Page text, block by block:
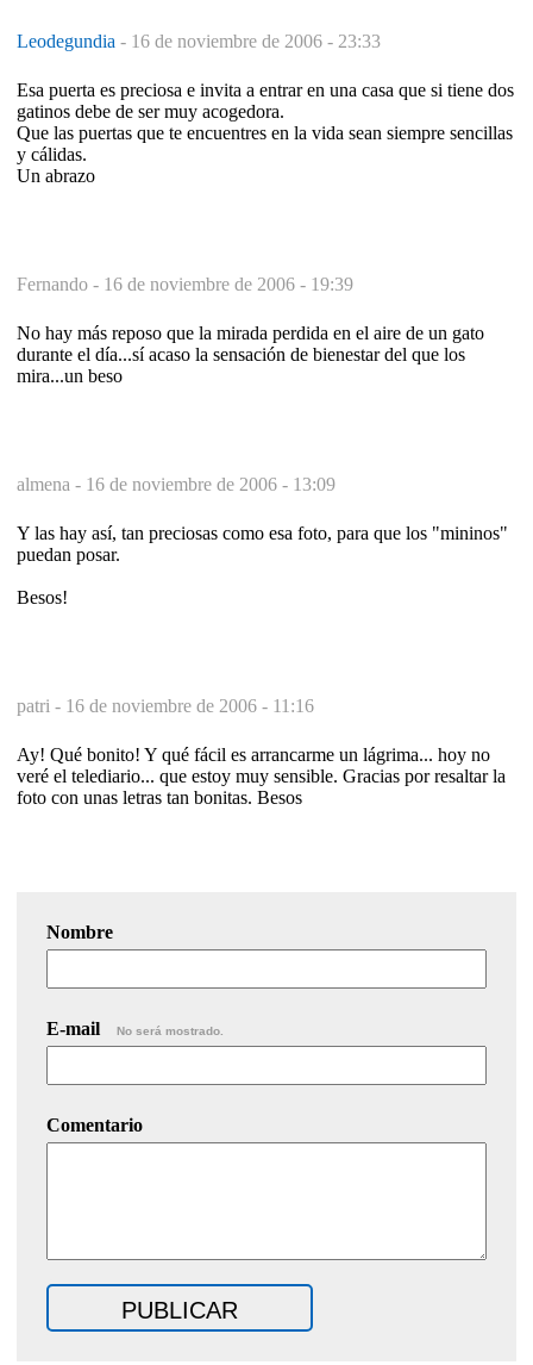
Leodegundia - 16 de noviembre de 2006 - 23:33
Esa puerta es preciosa e invita a entrar en una casa que si tiene dos
gatinos debe de ser muy acogedora.
Que las puertas que te encuentres en la vida sean siempre sencillas
y cálidas.
Un abrazo
Fernando - 16 de noviembre de 2006 - 19:39
No hay más reposo que la mirada perdida en el aire de un gato
durante el día...sí acaso la sensación de bienestar del que los
mira...un beso
almena - 16 de noviembre de 2006 - 13:09
Y las hay así, tan preciosas como esa foto, para que los "mininos"
puedan posar.
Besos!
patri - 16 de noviembre de 2006 - 11:16
Ay! Qué bonito! Y qué fácil es arrancarme un lágrima... hoy no
veré el telediario... que estoy muy sensible. Gracias por resaltar la
foto con unas letras tan bonitas. Besos
Nombre
E-mail No será mostrado.
Comentario